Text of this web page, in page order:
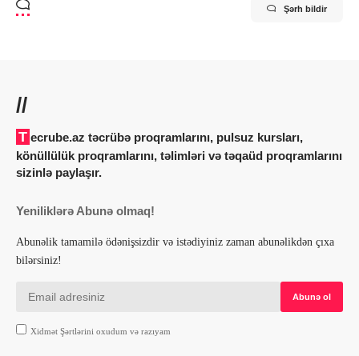
Şərh bildir
//
Tecrube.az təcrübə proqramlarını, pulsuz kursları,
könüllülük proqramlarını, təlimləri və təqaüd proqramlarını
sizinlə paylaşır.
Yeniliklərə Abunə olmaq!
Abunəlik tamamilə ödənişsizdir və istədiyiniz zaman abunəlikdən çıxa
bilərsiniz!
Xidmət Şərtlərini oxudum və razıyam